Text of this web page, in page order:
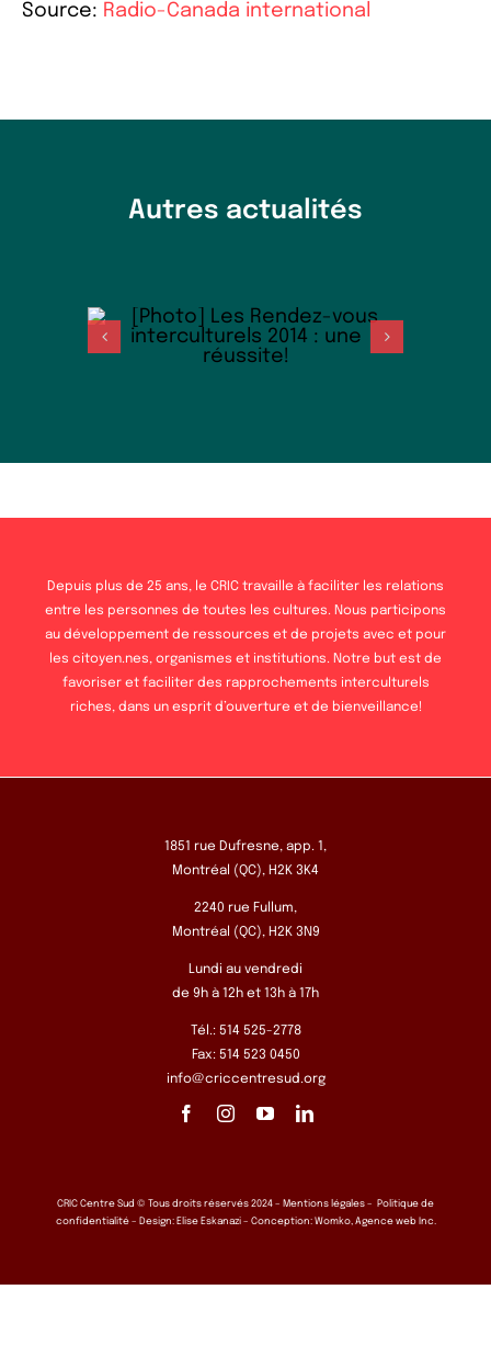
Source: Radio-Canada international
Autres actualités
Depuis plus de 25 ans, le CRIC travaille à faciliter les relations
entre les personnes de toutes les cultures. Nous participons
au développement de ressources et de projets avec et pour
les citoyen.nes, organismes et institutions. Notre but est de
favoriser et faciliter des rapprochements interculturels
riches, dans un esprit d’ouverture et de bienveillance!
1851 rue Dufresne, app. 1,
Montréal (QC), H2K 3K4
2240 rue Fullum,
Montréal (QC), H2K 3N9
Lundi au vendredi
de 9h à 12h et 13h à 17h
Tél.: 514 525-2778
Fax: 514 523 0450
info@criccentresud.org
CRIC Centre Sud © Tous droits réservés 2024 – Mentions légales –
Politique de
confidentialité– Design: Elise Eskanazi– Conception: Womko, Agence web Inc.